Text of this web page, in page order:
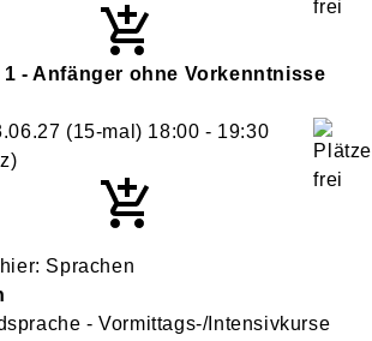
1 - Anfänger ohne Vorkenntnisse
(15-mal) 18:00 - 19:30
Sprachen
- Vormittags-/Intensivkurse